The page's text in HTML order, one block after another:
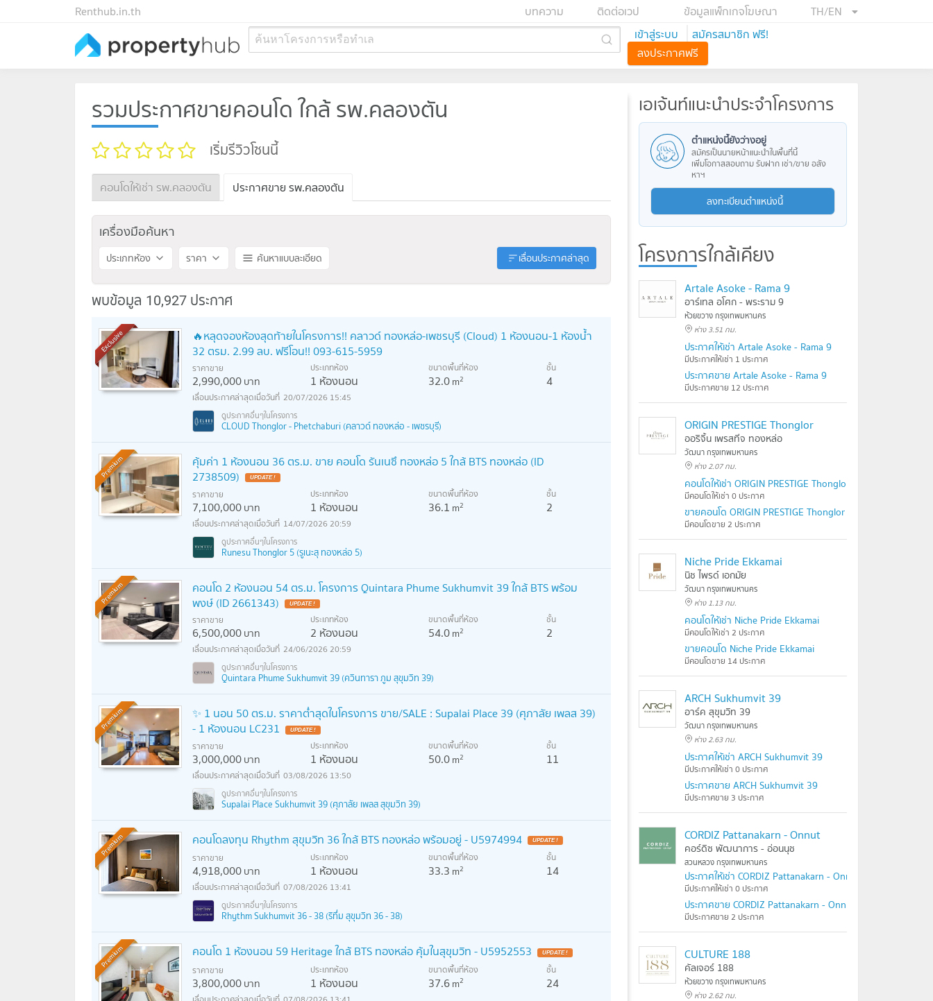
TH/EN
ข้อมูลแพ็กเกจโฆษณา
ติดต่อเวป
บทความ
Renthub.in.th
ค้นหาโครงการหรือทำเล เข้าสู่ระบบ
สมัครสมาชิก ฟรี!
ลงประกาศฟรี
รวมประกาศขายคอนโด ใกล้ รพ.คลองตัน
เริ่มรีวิวโซนนี้
คอนโดให้เช่า รพ.คลองตัน ประกาศขาย รพ.คลองตัน
เครื่องมือค้นหา
ประเภทห้อง ราคา ค้นหาแบบละเอียด เลื่อนประกาศล่าสุด
พบข้อมูล 10,927 ประกาศ
Exclusive
🔥หลุดจองห้องสุดท้ายในโครงการ!! คลาวด์ ทองหล่อ-เพชรบุรี (Cloud) 1 ห้องนอน-1 ห้องน้ำ
32 ตรม. 2.99 ลบ. ฟรีโอน!! 093-615-5959
ราคาขาย
2,990,000บาท
ประเภทห้อง
1 ห้องนอน
ขนาดพื้นที่ห้อง
32.0m2
ชั้น
4
20/07/2026 15:45
CLOUD Thonglor - Phetchaburi (คลาวด์ ทองหล่อ - เพชรบุรี)
Premium
คุ้มค่า 1 ห้องนอน 36 ตร.ม. ขาย คอนโด รันเนซึ ทองหล่อ 5 ใกล้ BTS ทองหล่อ (ID
2738509)
UPDATE !
ราคาขาย
7,100,000บาท
ประเภทห้อง
1 ห้องนอน
ขนาดพื้นที่ห้อง
36.1 m2
ชั้น
2
14/07/2026 20:59
Runesu Thonglor 5 (รูเนะสุ ทองหล่อ 5)
Premium
คอนโด 2 ห้องนอน 54 ตร.ม. โครงการ Quintara Phume Sukhumvit 39 ใกล้ BTS พร้อม
พงษ์ (ID 2661343)
UPDATE !
ราคาขาย
6,500,000บาท
ประเภทห้อง
2 ห้องนอน
ขนาดพื้นที่ห้อง
54.0m2
ชั้น
2
24/06/2026 20:59
Quintara Phume Sukhumvit 39 (ควินทารา ภูม สุขุมวิท 39)
Premium
✨ 1 นอน 50 ตร.ม. ราคาต่ำสุดในโครงการ ขาย/SALE : Supalai Place 39 (ศุภาลัย เพลส 39)
- 1 ห้องนอน LC231
UPDATE !
ราคาขาย
3,000,000บาท
ประเภทห้อง
1 ห้องนอน
ขนาดพื้นที่ห้อง
50.0m2
ชั้น
11
03/08/2026 13:50
Supalai Place Sukhumvit 39 (ศุภาลัย เพลส สุขุมวิท 39)
Premium คอนโดลงทุน Rhythm สุขุมวิท 36 ใกล้ BTS ทองหล่อ พร้อมอยู่ - U5974994 UPDATE !
ราคาขาย
4,918,000บาท
ประเภทห้อง
1 ห้องนอน
ขนาดพื้นที่ห้อง
33.3 m2
ชั้น
14
07/08/2026 13:41
Rhythm Sukhumvit 36 - 38 (ริทึ่ม สุขุมวิท 36 - 38)
Premium คอนโด 1 ห้องนอน 59 Heritage ใกล้ BTS ทองหล่อ คุ้มในสุขุมวิท - U5952553 UPDATE !
ราคาขาย
3,800,000บาท
ประเภทห้อง
1 ห้องนอน
ขนาดพื้นที่ห้อง
37.6m2
ชั้น
24
เอเจ้นท์แนะนำประจำโครงการ
ตำแหน่งนี้ยังว่างอยู่
สมัครเป็นนายหน้าแนะนำในพื้นที่นี้
เพิ่มโอกาสสอบถาม รับฝาก เช่า/ขาย อสัง
หาฯ
ลงทะเบียนตำแหน่งนี้
โครงการใกล้เคียง
Artale Asoke - Rama 9
อาร์เทล อโศก - พระราม 9
ห้วยขวาง กรุงเทพมหานคร
ห่าง 3.51 กม.
ประกาศให้เช่า Artale Asoke - Rama 9
มีประกาศให้เช่า 1 ประกาศ
ประกาศขาย Artale Asoke - Rama 9
มีประกาศขาย 12 ประกาศ
ORIGIN PRESTIGE Thonglor
ออริจิ้น เพรสทีจ ทองหล่อ
วัฒนา กรุงเทพมหานคร
ห่าง 2.07 กม.
คอนโดให้เช่า ORIGIN PRESTIGE Thonglor
มีคอนโดให้เช่า 0 ประกาศ
ขายคอนโด ORIGIN PRESTIGE Thonglor
มีคอนโดขาย 2 ประกาศ
Niche Pride Ekkamai
นิช ไพรด์ เอกมัย
วัฒนา กรุงเทพมหานคร
ห่าง 1.13 กม.
คอนโดให้เช่า Niche Pride Ekkamai
มีคอนโดให้เช่า 2 ประกาศ
ขายคอนโด Niche Pride Ekkamai
มีคอนโดขาย 14 ประกาศ
ARCH Sukhumvit 39
อาร์ค สุขุมวิท 39
วัฒนา กรุงเทพมหานคร
ห่าง 2.63 กม.
ประกาศให้เช่า ARCH Sukhumvit 39
มีประกาศให้เช่า 0 ประกาศ
ประกาศขาย ARCH Sukhumvit 39
มีประกาศขาย 3 ประกาศ
CORDIZ Pattanakarn - Onnut
คอร์ดิซ พัฒนาการ - อ่อนนุช
สวนหลวง กรุงเทพมหานคร
ประกาศให้เช่า CORDIZ Pattanakarn - Onnut
มีประกาศให้เช่า 0 ประกาศ
ประกาศขาย CORDIZ Pattanakarn - Onnut
มีประกาศขาย 2 ประกาศ
CULTURE 188
คัลเจอร์ 188
ห้วยขวาง กรุงเทพมหานคร
ห่าง 2.62 กม.